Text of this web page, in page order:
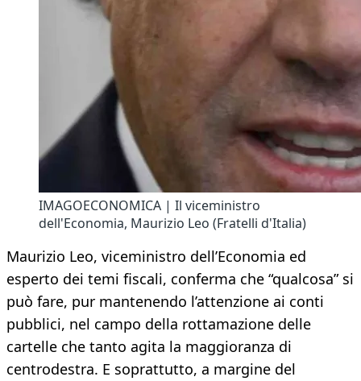
IMAGOECONOMICA | Il viceministro
dell'Economia, Maurizio Leo (Fratelli d'Italia)
Maurizio Leo, viceministro dell’Economia ed
esperto dei temi fiscali, conferma che “qualcosa” si
può fare, pur mantenendo l’attenzione ai conti
pubblici, nel campo della rottamazione delle
cartelle che tanto agita la maggioranza di
centrodestra. E soprattutto, a margine del